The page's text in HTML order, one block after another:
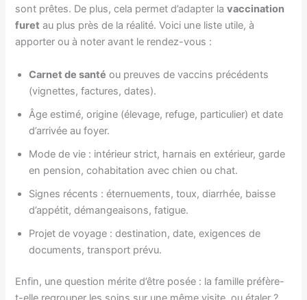
sont prêtes. De plus, cela permet d’adapter lavaccination
furet au plus près de la réalité. Voici une liste utile, à
apporter ou à noter avant le rendez-vous :
Carnet de santé ou preuves de vaccins précédents
(vignettes, factures, dates).
Âge estimé, origine (élevage, refuge, particulier) et date
d’arrivée au foyer.
Mode de vie : intérieur strict, harnais en extérieur, garde
en pension, cohabitation avec chien ou chat.
Signes récents : éternuements, toux, diarrhée, baisse
d’appétit, démangeaisons, fatigue.
Projet de voyage : destination, date, exigences de
documents, transport prévu.
Enfin, une question mérite d’être posée : la famille préfère-